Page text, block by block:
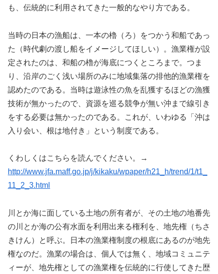
も、伝統的に利用されてきた一般的なやり方である。
当時の日本の漁船は、一本の櫓（ろ）をつかう和船であっ
た（時代劇の渡し船をイメージしてほしい）。漁業権が設
定されたのは、和船の櫓が海底につくところまで。つま
り、沿岸のごく浅い場所のみに地域集落の排他的漁業権を
認めたのである。当時は遊泳性の魚を乱獲するほどの漁獲
技術が無かったので、資源を巡る競争が無い沖まで線引き
をする必要は無かったのである。これが、いわゆる「沖は
入り会い、根は地付き」という制度である。
くわしくはこちらを読んでください。→
http://www.jfa.maff.go.jp/j/kikaku/wpaper/h21_h/trend/1/t1_
11_2_3.html
川とか海に面している土地の所有者が、その土地の地番先
の川とか海の公有水面を利用出来る権利を、地先権（ちさ
きけん）と呼ぶ。日本の漁業権制度の根底にあるのが地先
権なのだ。漁業の場合は、個人では無く、地域コミュニテ
ィーが、地先権としての漁業権を伝統的に行使してきた歴